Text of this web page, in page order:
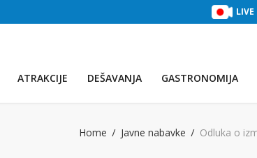
(Voda:28
LIVE
ATRAKCIJE DEŠAVANJA GASTRONOMIJA
Home Javne nabavke Odluka o